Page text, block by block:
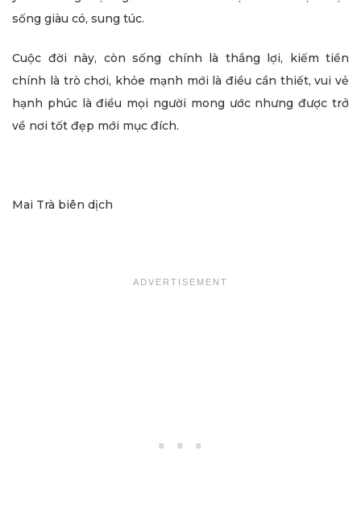
sống giàu có, sung túc.
Cuộc đời này, còn sống chính là thắng lợi, kiếm tiền
chính là trò chơi, khỏe mạnh mới là điều cần thiết, vui vẻ
hạnh phúc là điều mọi người mong ước nhưng được trở
về nơi tốt đẹp mới mục đích.
Mai Trà biên dịch